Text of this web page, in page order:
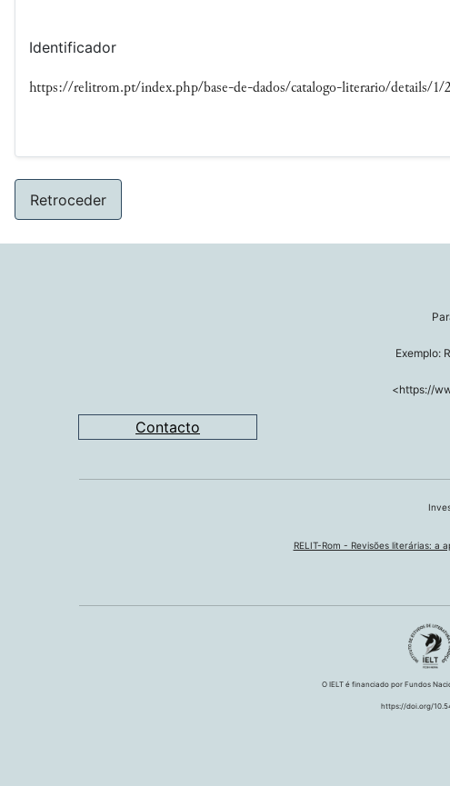
Identificador
https://relitrom.pt/index.php/base-de-dados/catalogo-literario/details/1/
Retroceder
Exemplo:
<https://
Contacto
RELIT-Rom - Revisões literárias: a
O IELT é financiado por Fundos
https://doi.org/